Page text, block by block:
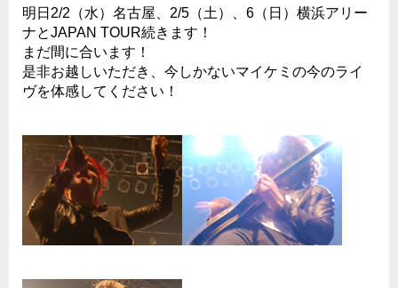
明日2/2（水）名古屋、2/5（土）、6（日）横浜アリー
ナとJAPAN TOUR続きます！
まだ間に合います！
是非お越しいただき、今しかないマイケミの今のライ
ヴを体感してください！